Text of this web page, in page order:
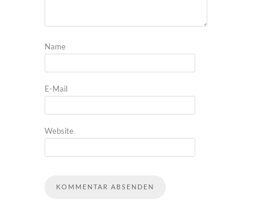
Name
E-Mail
Website